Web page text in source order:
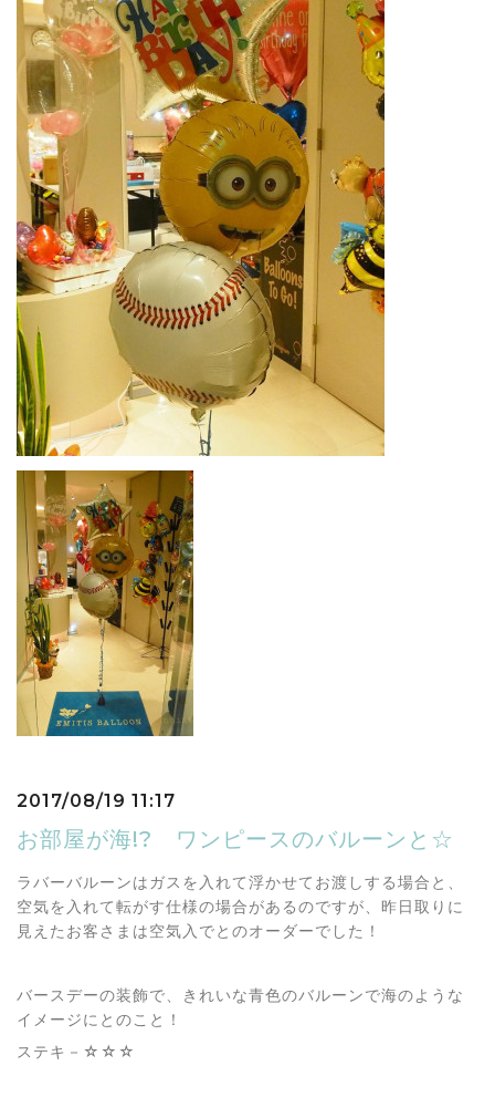
2017/08/19 11:17
お部屋が海!? ワンピースのバルーンと☆
ラバーバルーンはガスを入れて浮かせてお渡しする場合と、
空気を入れて転がす仕様の場合があるのですが、昨日取りに
見えたお客さまは空気入でとのオーダーでした！
バースデーの装飾で、きれいな青色のバルーンで海のような
イメージにとのこと！
ステキ－☆☆☆